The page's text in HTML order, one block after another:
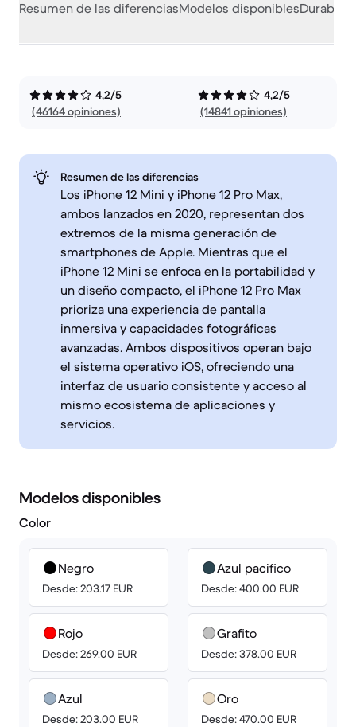
Resumen de las diferenciasModelos disponibles
4,2/5
(46164 opiniones)
4,2/5
(14841 opiniones)
Resumen de las diferencias
Los iPhone 12 Mini y iPhone 12 Pro Max,
ambos lanzados en 2020, representan dos
extremos de la misma generación de
smartphones de Apple. Mientras que el
iPhone 12 Mini se enfoca en la portabilidad y
un diseño compacto, el iPhone 12 Pro Max
prioriza una experiencia de pantalla
inmersiva y capacidades fotográficas
avanzadas. Ambos dispositivos operan bajo
el sistema operativo iOS, ofreciendo una
interfaz de usuario consistente y acceso al
mismo ecosistema de aplicaciones y
servicios.
Modelos disponibles
Color
Negro
Desde: 203.17 EUR
Rojo
Desde: 269.00 EUR
Azul
Desde: 203.00 EUR
Azul pacifico
Desde: 400.00 EUR
Grafito
Desde: 378.00 EUR
Oro
Desde: 470.00 EUR